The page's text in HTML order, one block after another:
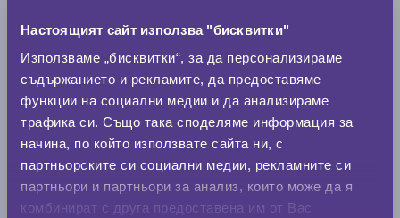
Настоящият сайт използва "бисквитки"
Използваме „бисквитки“, за да персонализираме
съдържанието и рекламите, да предоставяме
функции на социални медии и да анализираме
трафика си. Също така споделяме информация за
начина, по който използвате сайта ни, с
партньорските си социални медии, рекламните си
партньори и партньори за анализ, които може да я
комбинират с друга предоставена им от Вас
Нов размер
Стар размер